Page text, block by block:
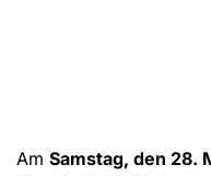
Am Samstag, den 28.